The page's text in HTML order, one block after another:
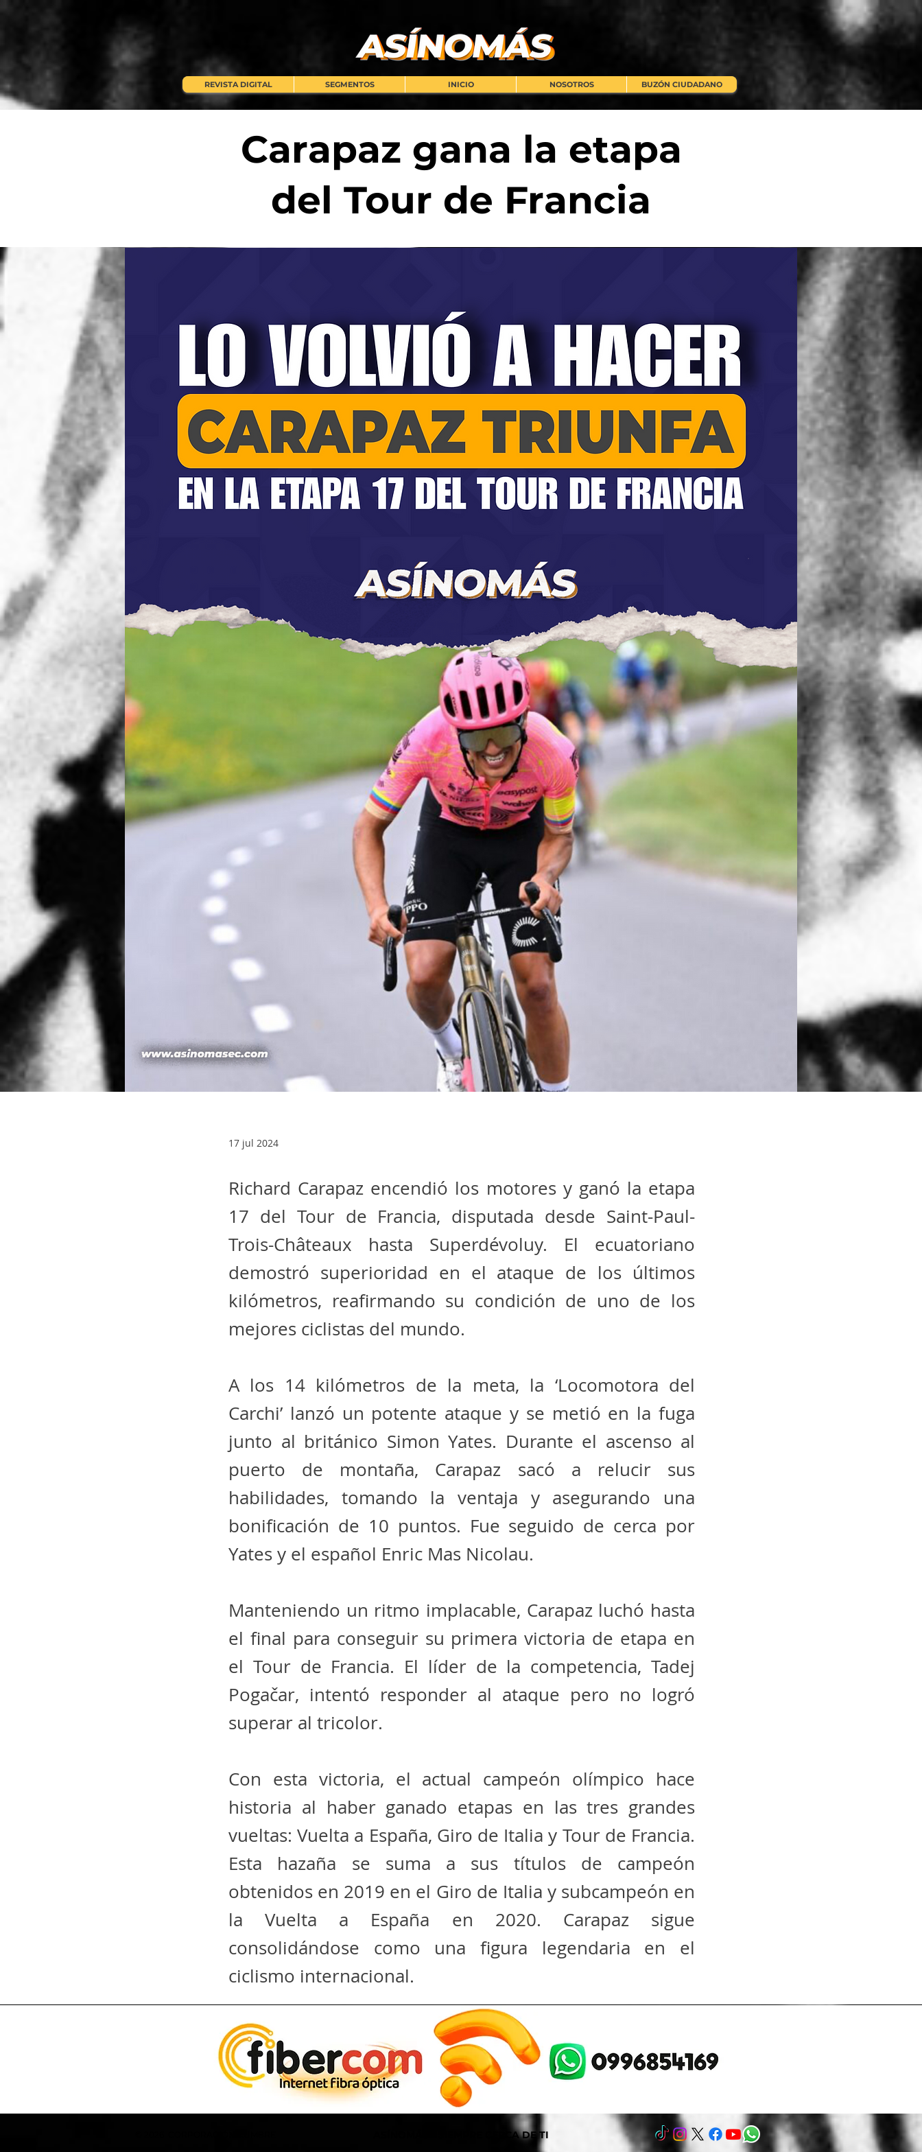
REVISTA DIGITAL SEGMENTOS INICIO NOSOTROS BUZÓN CIUDADANO
Carapaz gana la etapa
del Tour de Francia
17 jul 2024
Richard Carapaz encendió los motores y ganó la etapa
17 del Tour de Francia, disputada desde Saint-Paul-
Trois-Châteaux hasta Superdévoluy. El ecuatoriano
demostró superioridad en el ataque de los últimos
kilómetros, reafirmando su condición de uno de los
mejores ciclistas del mundo.
A los 14 kilómetros de la meta, la ‘Locomotora del
Carchi’ lanzó un potente ataque y se metió en la fuga
junto al británico Simon Yates. Durante el ascenso al
puerto de montaña, Carapaz sacó a relucir sus
habilidades, tomando la ventaja y asegurando una
bonificación de 10 puntos. Fue seguido de cerca por
Yates y el español Enric Mas Nicolau.
Manteniendo un ritmo implacable, Carapaz luchó hasta
el final para conseguir su primera victoria de etapa en
el Tour de Francia. El líder de la competencia, Tadej
Pogačar, intentó responder al ataque pero no logró
superar al tricolor.
Con esta victoria, el actual campeón olímpico hace
historia al haber ganado etapas en las tres grandes
vueltas: Vuelta a España, Giro de Italia y Tour de Francia.
Esta hazaña se suma a sus títulos de campeón
obtenidos en 2019 en el Giro de Italia y subcampeón en
la Vuelta a España en 2020. Carapaz sigue
consolidándose como una figura legendaria en el
ciclismo internacional.
ASÍNOMÁS - SIEMPRE CERCA DE TI